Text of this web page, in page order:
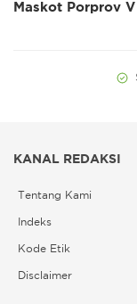
Maskot Porprov
KANAL REDAKSI
Tentang Kami
Indeks
Kode Etik
Disclaimer